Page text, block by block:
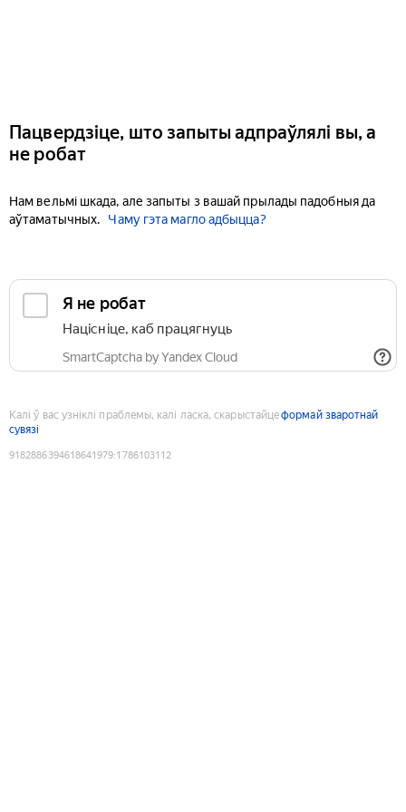
Пацвердзіце, што запыты адпраўлялі вы, а
не робат
Нам вельмі шкада, але запыты з вашай прылады падобныя да
аўтаматычных.
Чаму гэта магло адбыцца?
Я не робат
Націсніце, каб працягнуць
SmartCaptcha by Yandex Cloud
Калі ў вас узніклі праблемы, калі ласка, скарыстайцеформай зваротнай
сувязі
9182886394618641979:1786103112